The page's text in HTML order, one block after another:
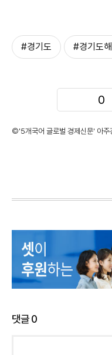
#경기도 #경기도
0
©'5개국어 글로벌 경제신문' 아주
댓글0